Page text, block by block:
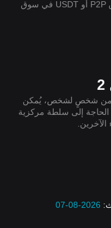
3. استبدل أصولك بالعملات الورقية في سوق P2P أو USDT في سوق
من شخصٍ لشخص، يُمكن
دون الحاجة إلى سلطة مركزية
2026-08-07